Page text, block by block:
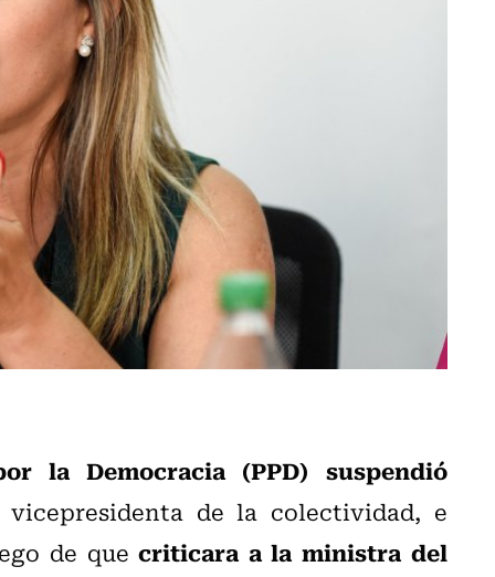
la Democracia (PPD) suspendió
de la colectividad, e
de quecriticara a la ministra del